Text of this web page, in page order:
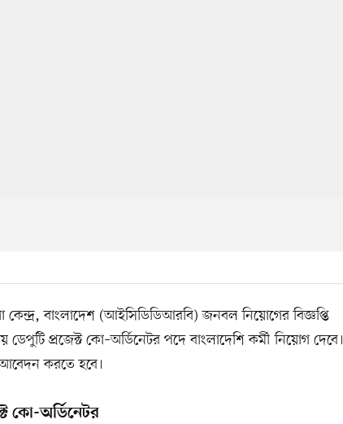
কেন্দ্র, বাংলাদেশ (আইসিডিডিআরবি) জনবল নিয়োগের বিজ্ঞপ্তি
ডেপুটি প্রজেক্ট কো–অর্ডিনেটর পদে বাংলাদেশি কর্মী নিয়োগ দেবে।
আবেদন করতে হবে।
কো-অর্ডিনেটর